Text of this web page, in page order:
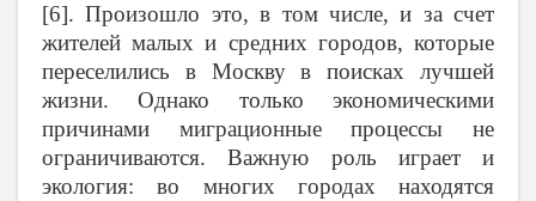
[6]. Произошло это, в том числе, и за счет
жителей малых и средних городов, которые
переселились в Москву в поисках лучшей
жизни. Однако только экономическими
причинами миграционные процессы не
ограничиваются. Важную роль играет и
экология: во многих городах находятся